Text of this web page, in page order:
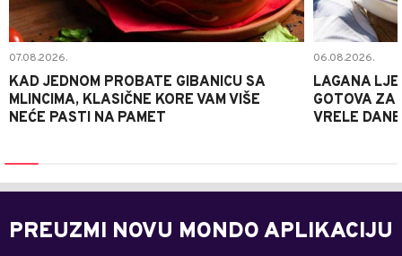
07.08.2026.
KAD JEDNOM PROBATE GIBANICU SA
MLINCIMA, KLASIČNE KORE VAM VIŠE
NEĆE PASTI NA PAMET
06.08.2026.
LAGANA
GOTOVA ZA
VRELE DANE
PREUZMI NOVU MONDO APLIKACIJU